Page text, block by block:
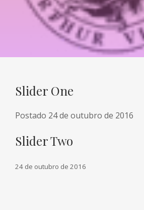
Slider One
Postado 24 de outubro de 2016
Slider Two
24 de outubro de 2016